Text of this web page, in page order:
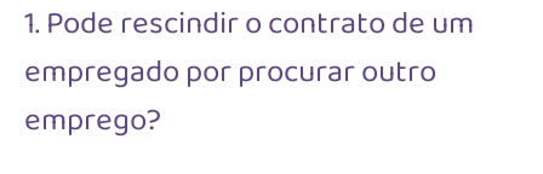
1. Pode rescindir o contrato de um
empregado por procurar outro
emprego?